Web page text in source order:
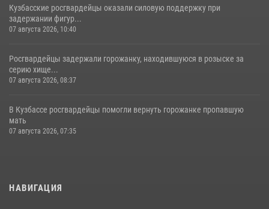
Кузбасские росгвардейцы оказали силовую поддержку при
задержании фигур...
07 августа 2026, 10:40
Росгвардейцы задержали горожанку, находившуюся в розыске за
серию хище...
07 августа 2026, 08:37
В Кузбассе росгвардейцы помогли вернуть горожанке пропавшую
мать
07 августа 2026, 07:35
НАВИГАЦИЯ